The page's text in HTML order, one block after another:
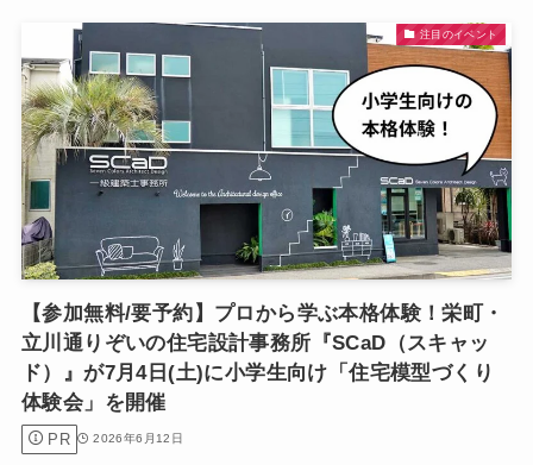
注目のイベント
【参加無料/要予約】プロから学ぶ本格体験！栄町・
立川通りぞいの住宅設計事務所『SCaD（スキャッ
ド）』が7月4日(土)に小学生向け「住宅模型づくり
体験会」を開催
PR 2026年6月12日